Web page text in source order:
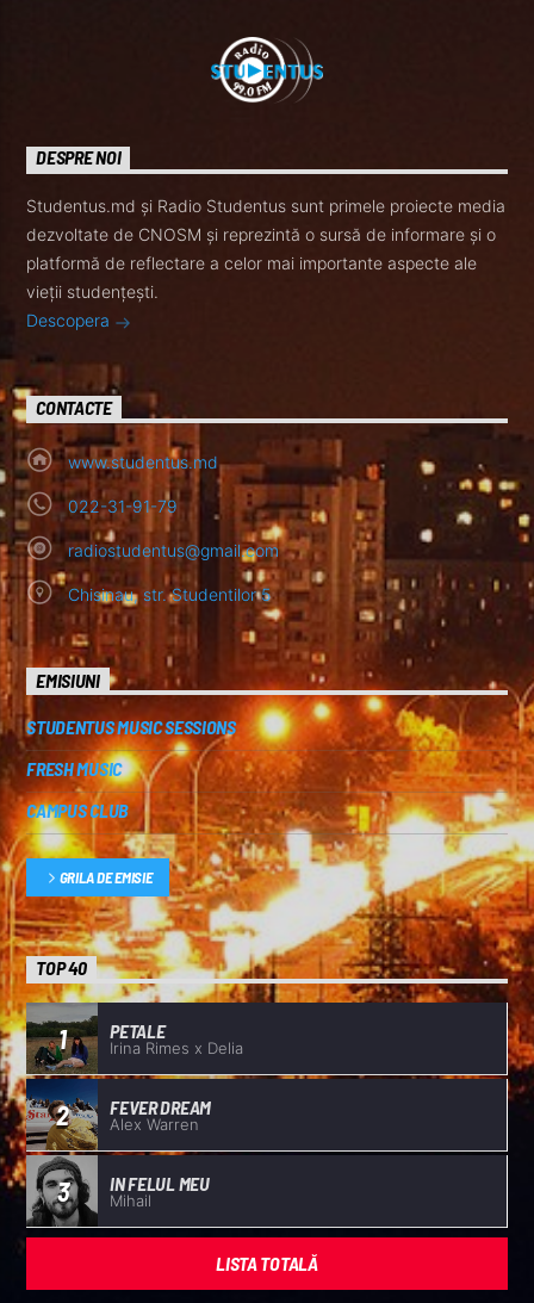
DESPRE NOI
Studentus.md și Radio Studentus sunt primele proiecte media
dezvoltate de CNOSM și reprezintă o sursă de informare și o
platformă de reflectare a celor mai importante aspecte ale
vieții studențești.
Descopera
CONTACTE
www.studentus.md
022-31-91-79
radiostudentus@gmail.com
Chisinau, str. Studentilor 5
EMISIUNI
STUDENTUS MUSIC SESSIONS
FRESH MUSIC
CAMPUS CLUB
GRILA DE EMISIE
TOP 40
1 PETALE
Irina Rimes x Delia
2 FEVER DREAM
Alex Warren
3 IN FELUL MEU
Mihail
LISTA TOTALĂ